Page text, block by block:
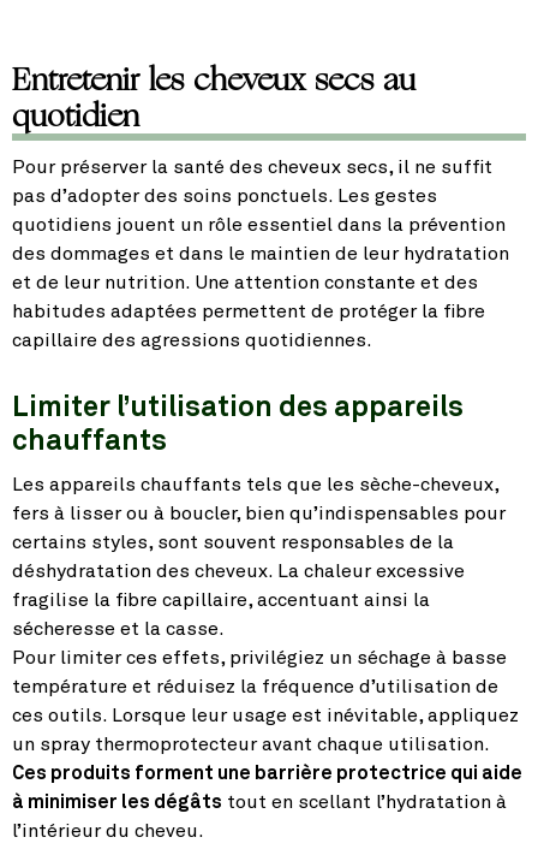
Entretenir les cheveux secs au
quotidien
Pour préserver la santé des cheveux secs, il ne suffit
pas d’adopter des soins ponctuels. Les gestes
quotidiens jouent un rôle essentiel dans la prévention
des dommages et dans le maintien de leur hydratation
et de leur nutrition. Une attention constante et des
habitudes adaptées permettent de protéger la fibre
capillaire des agressions quotidiennes.
Limiter l’utilisation des appareils
chauffants
Les appareils chauffants tels que les sèche-cheveux,
fers à lisser ou à boucler, bien qu’indispensables pour
certains styles, sont souvent responsables de la
déshydratation des cheveux. La chaleur excessive
fragilise la fibre capillaire, accentuant ainsi la
sécheresse et la casse.
Pour limiter ces effets, privilégiez un séchage à basse
température et réduisez la fréquence d’utilisation de
ces outils. Lorsque leur usage est inévitable, appliquez
un spray thermoprotecteur avant chaque utilisation.
Ces produits forment une barrière protectrice qui aide
à minimiser les dégâts tout en scellant l’hydratation à
l’intérieur du cheveu.